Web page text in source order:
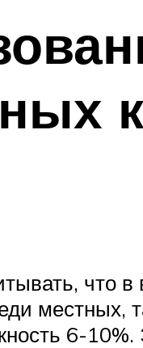
что
местных,
6-10%.